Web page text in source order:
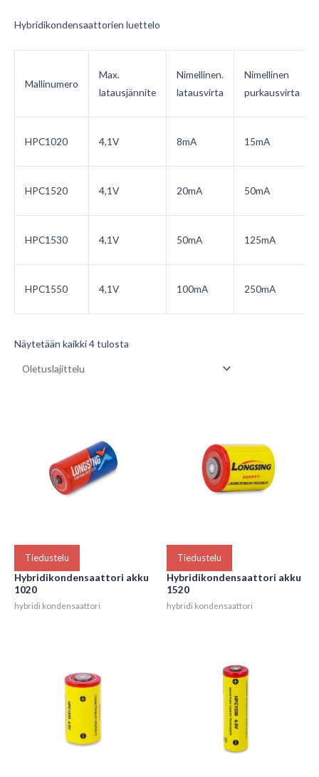
Hybridikondensaattorien luettelo
Mallinumero
Max.
latausjännite
Nimellinen.
latausvirta
Nimellinen
purkausvirta
HPC1020 4,1V 8mA 15mA
HPC1520 4,1V 20mA 50mA
HPC1530 4,1V 50mA 125mA
HPC1550 4,1V 100mA 250mA
Näytetään kaikki 4 tulosta
Tiedustelu
Hybridikondensaattori akku
1020
hybridi kondensaattori
Tiedustelu
Hybridikondensaattori akku
1520
hybridi kondensaattori